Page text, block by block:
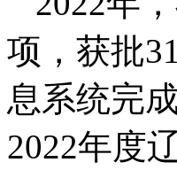
项，获批
息系统完
2022年度